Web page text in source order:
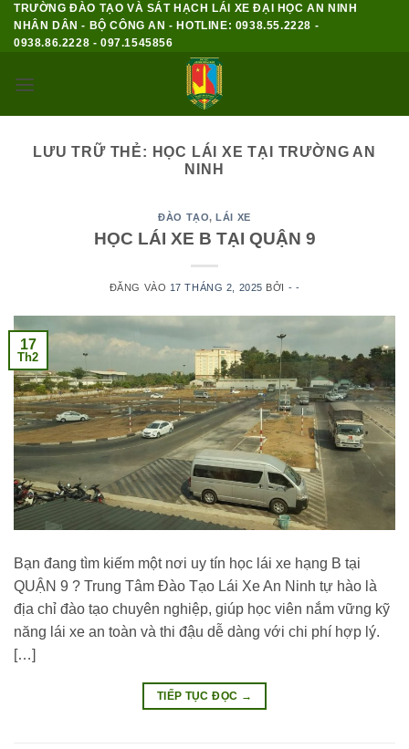
Bỏ
qua
dung
TRƯỜNG ĐÀO TẠO VÀ SÁT HẠCH LÁI XE ĐẠI HỌC AN NINH
NHÂN DÂN - BỘ CÔNG AN - HOTLINE: 0938.55.2228 -
0938.86.2228 - 097.1545856
LƯU TRỮ THẺ: HỌC LÁI XE TẠI TRƯỜNG AN
NINH
ĐÀO TẠO,LÁI XE
HỌC LÁI XE B TẠI QUẬN 9
ĐĂNG VÀO 17 THÁNG 2, 2025 BỞI - -
17
Th2
Bạn đang tìm kiếm một nơi uy tín học lái xe hạng B tại
QUẬN 9 ? Trung Tâm Đào Tạo Lái Xe An Ninh tự hào là
địa chỉ đào tạo chuyên nghiệp, giúp học viên nắm vững kỹ
năng lái xe an toàn và thi đậu dễ dàng với chi phí hợp lý.
[…]
TIẾP TỤC ĐỌC →